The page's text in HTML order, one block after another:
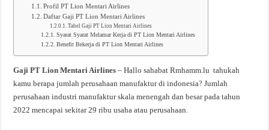
Profil PT Lion Mentari Airlines
Daftar Gaji PT Lion Mentari Airlines
Tabel Gaji PT Lion Mentari Airlines
Syarat Syarat Melamar Kerja di PT Lion Mentari Airlines
Benefit Bekerja di PT Lion Mentari Airlines
Gaji PT Lion Mentari Airlines – Hallo sahabat Rmhamm.lu tahukah
kamu berapa jumlah perusahaan manufaktur di indonesia? Jumlah
perusahaan industri manufaktur skala menengah dan besar pada tahun
2022 mencapai sekitar 29 ribu usaha atau perusahaan.